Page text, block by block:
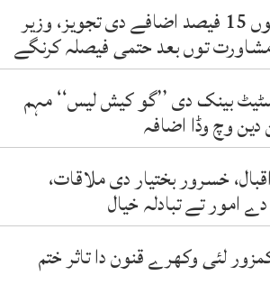
تنخواہواں وچ 10 توں 15 فیصد اضافے دی تجویز، وزیر
مشاورت توں بعد حتمی فیصلہ کرنگے
بینک دی ’’گو کیش لیس‘‘ مہم
دین وچ وڈا اضافہ
خسرور بختیار دی ملاقات،
امور تے تبادلہ خیال
لئی وکھرے قنون دا تاثر ختم